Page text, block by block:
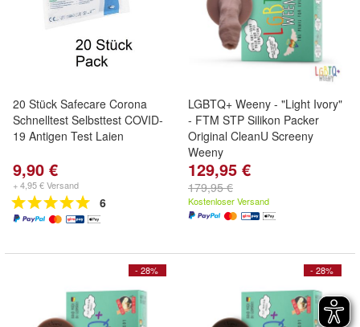
20 Stück Safecare Corona
Schnelltest Selbsttest COVID-
19 Antigen Test Laien
9,90 €
+ 4,95 € Versand
6
LGBTQ+ Weeny - "Light Ivory"
- FTM STP Silikon Packer
Original CleanU Screeny
Weeny
The Penis for everybody - sei
du selbst! Farbe: "Light Ivory"
+ Alle Formen
129,95 €
179,95 €
Kostenloser Versand
- 28% - 28%